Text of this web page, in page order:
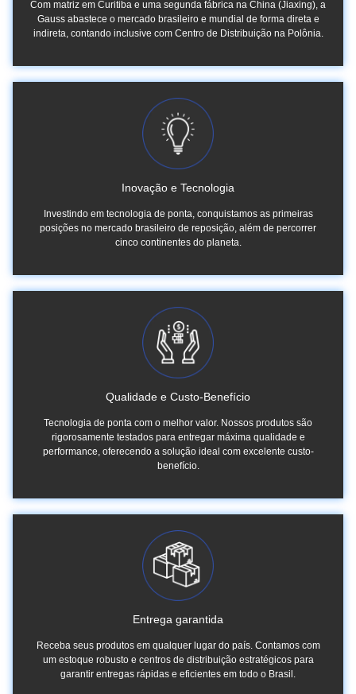
Com matriz em Curitiba e uma segunda fábrica na China (Jiaxing), a
Gauss abastece o mercado brasileiro e mundial de forma direta e
indireta, contando inclusive com Centro de Distribuição na Polônia.
Inovação e Tecnologia
Investindo em tecnologia de ponta, conquistamos as primeiras
posições no mercado brasileiro de reposição, além de percorrer
cinco continentes do planeta.
Qualidade e Custo-Benefício
Tecnologia de ponta com o melhor valor. Nossos produtos são
rigorosamente testados para entregar máxima qualidade e
performance, oferecendo a solução ideal com excelente custo-
benefício.
Entrega garantida
Receba seus produtos em qualquer lugar do país. Contamos com
um estoque robusto e centros de distribuição estratégicos para
garantir entregas rápidas e eficientes em todo o Brasil.